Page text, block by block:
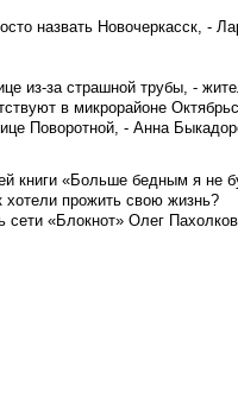
назвать Новочеркасск, -
из-за страшной трубы, -
в микрорайоне
Поворотной, - Анна
книги «Больше бедным я не
прожить свою жизнь?
«Блокнот» Олег Пахолков